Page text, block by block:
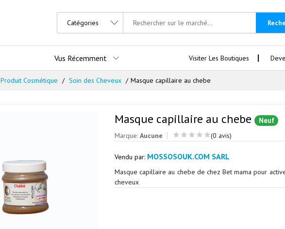
Vus Récemment Visiter Les Boutiques
Produit Cosmétique Soin des Cheveux Masque capillaire au chebe
Masque capillaire au chebe Neuf
Marque:Aucune (0 avis)
Vendu par: MOSSOSOUK.COM SARL
Masque capillaire au chebe de chez Bet mama pour
cheveux